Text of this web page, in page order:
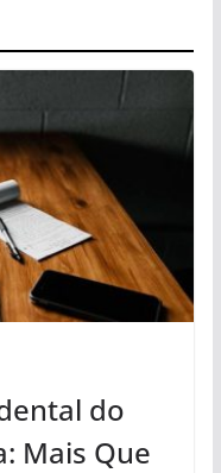
do
Mais Que